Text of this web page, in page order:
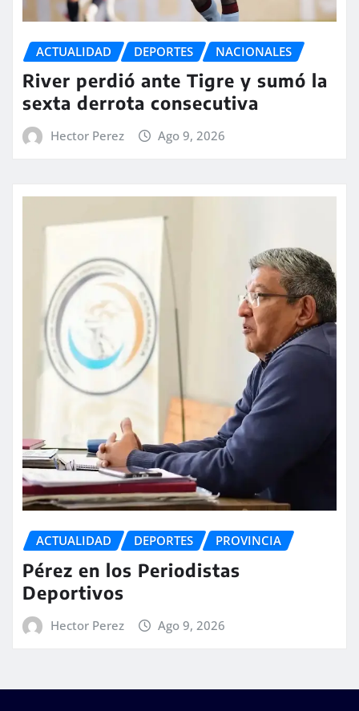
ACTUALIDAD DEPORTES NACIONALES
River perdió ante Tigre y sumó la
sexta derrota consecutiva
Hector Perez Ago 9, 2026
ACTUALIDAD DEPORTES PROVINCIA
Pérez en los Periodistas
Deportivos
Hector Perez Ago 9, 2026